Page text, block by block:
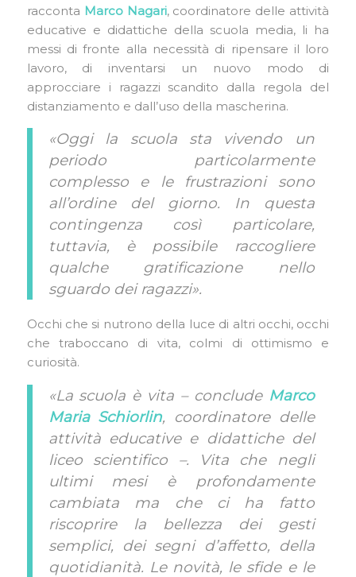
racconta Marco Nagari, coordinatore delle attività
educative e didattiche della scuola media, li ha
messi di fronte alla necessità di ripensare il loro
lavoro, di inventarsi un nuovo modo di
approcciare i ragazzi scandito dalla regola del
distanziamento e dall’uso della mascherina.
«Oggi la scuola sta vivendo un
periodo particolarmente
complesso e le frustrazioni sono
all’ordine del giorno. In questa
contingenza così particolare,
tuttavia, è possibile raccogliere
qualche gratificazione nello
sguardo dei ragazzi».
Occhi che si nutrono della luce di altri occhi, occhi
che traboccano di vita, colmi di ottimismo e
curiosità.
«La scuola è vita – conclude Marco
Maria Schiorlin, coordinatore delle
attività educative e didattiche del
liceo scientifico –. Vita che negli
ultimi mesi è profondamente
cambiata ma che ci ha fatto
riscoprire la bellezza dei gesti
semplici, dei segni d’affetto, della
quotidianità. Le novità, le sfide e le